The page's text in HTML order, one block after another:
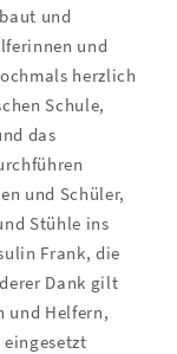
und
und
herzlich
Schule,
das
und Schüler,
Stühle ins
Frank, die
Dank gilt
und Helfern,